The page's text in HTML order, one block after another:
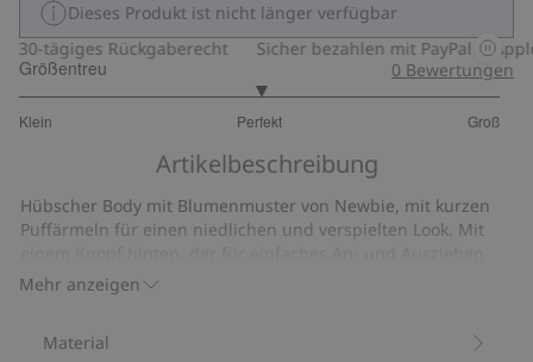
Dieses Produkt ist nicht länger verfügbar
30-tägiges Rückgaberecht
Sicher bezahlen mit PayPal & Apple
Größentreu
Klein Perfekt Groß
3
von
20
Bewertungen
0 Bewertungen
Artikelbeschreibung
Mehr anzeigen
Hübscher Body mit Blumenmuster von Newbie, mit kurzen
Puffärmeln für einen niedlichen und verspielten Look. Mit
sorgt, und praktischen Druckknöpfen am Zwickel. Partner-
Outfit für Mama erhältlich.
Artikelnummer
Material